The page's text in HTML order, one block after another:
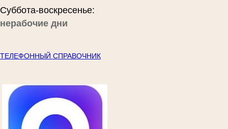
Суббота-воскресенье:
нерабочие дни
ТЕЛЕФОННЫЙ СПРАВОЧНИК